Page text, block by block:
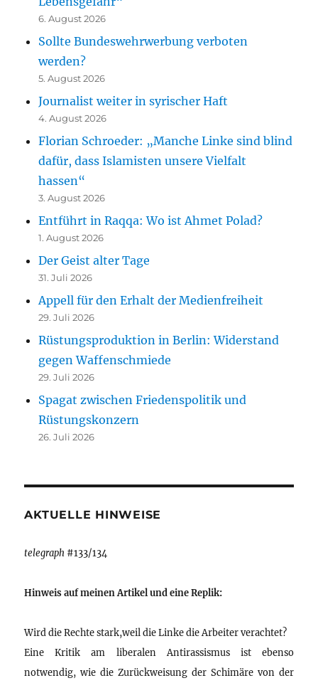
6. August 2026
Sollte Bundeswehrwerbung verboten
werden?
5. August 2026
Journalist weiter in syrischer Haft
4. August 2026
Florian Schroeder: „Manche Linke sind blind
dafür, dass Islamisten unsere Vielfalt
hassen“
3. August 2026
Entführt in Raqqa: Wo ist Ahmet Polad?
1. August 2026
Der Geist alter Tage
31. Juli 2026
Appell für den Erhalt der Medienfreiheit
29. Juli 2026
Rüstungsproduktion in Berlin: Widerstand
gegen Waffenschmiede
29. Juli 2026
Spagat zwischen Friedenspolitik und
Rüstungskonzern
26. Juli 2026
AKTUELLE HINWEISE
telegraph #133/134
Hinweis auf meinen Artikel und eine Replik:
Wird die Rechte stark,weil die Linke die Arbeiter verachtet?
Eine Kritik am liberalen Antirassismus ist ebenso
notwendig, wie die Zurückweisung der Schimäre von der